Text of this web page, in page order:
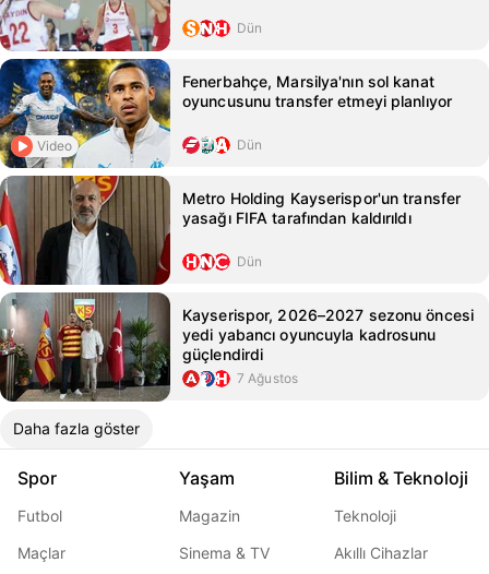
Dün
Video
Fenerbahçe, Marsilya'nın sol kanat
oyuncusunu transfer etmeyi planlıyor
Dün
Metro Holding Kayserispor'un transfer
yasağı FIFA tarafından kaldırıldı
Dün
Kayserispor, 2026–2027 sezonu öncesi
yedi yabancı oyuncuyla kadrosunu
güçlendirdi
7 Ağustos
Daha fazla göster
Spor
Futbol
Maçlar
Yaşam
Magazin
Sinema & TV
Bilim & Teknoloji
Teknoloji
Akıllı Cihazlar